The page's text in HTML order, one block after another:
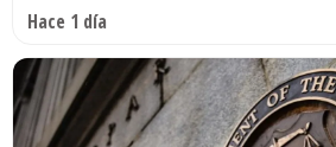
Hace 1 día